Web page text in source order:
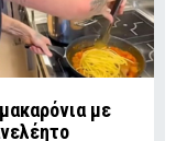
με